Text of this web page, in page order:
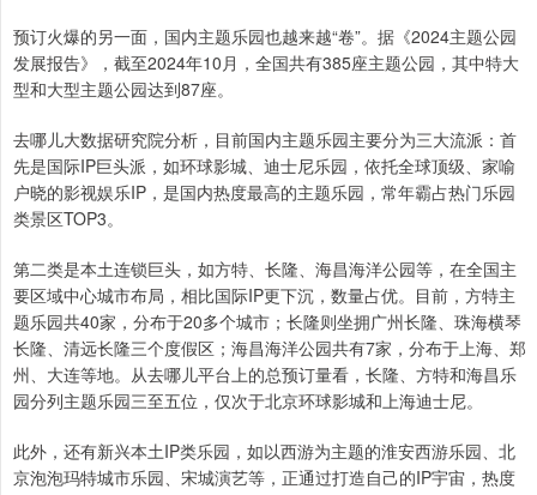
预订火爆的另一面，国内主题乐园也越来越“卷”。据《2024主题公园
发展报告》，截至2024年10月，全国共有385座主题公园，其中特大
型和大型主题公园达到87座。
去哪儿大数据研究院分析，目前国内主题乐园主要分为三大流派：首
先是国际IP巨头派，如环球影城、迪士尼乐园，依托全球顶级、家喻
户晓的影视娱乐IP，是国内热度最高的主题乐园，常年霸占热门乐园
类景区TOP3。
第二类是本土连锁巨头，如方特、长隆、海昌海洋公园等，在全国主
要区域中心城市布局，相比国际IP更下沉，数量占优。目前，方特主
题乐园共40家，分布于20多个城市；长隆则坐拥广州长隆、珠海横琴
长隆、清远长隆三个度假区；海昌海洋公园共有7家，分布于上海、郑
州、大连等地。从去哪儿平台上的总预订量看，长隆、方特和海昌乐
园分列主题乐园三至五位，仅次于北京环球影城和上海迪士尼。
此外，还有新兴本土IP类乐园，如以西游为主题的淮安西游乐园、北
京泡泡玛特城市乐园、宋城演艺等，正通过打造自己的IP宇宙，热度